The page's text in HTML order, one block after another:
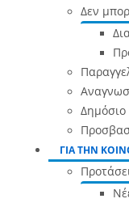
Δεν
ΓΙΑ ΤΗΝ